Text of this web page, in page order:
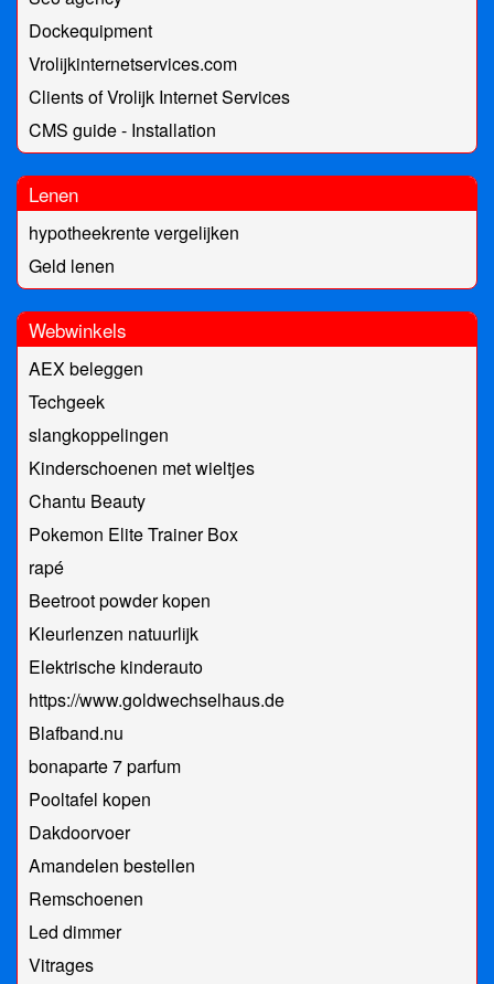
Dockequipment
Vrolijkinternetservices.com
Clients of Vrolijk Internet Services
CMS guide - Installation
Lenen
hypotheekrente vergelijken
Geld lenen
Webwinkels
AEX beleggen
Techgeek
slangkoppelingen
Kinderschoenen met wieltjes
Chantu Beauty
Pokemon Elite Trainer Box
rapé
Beetroot powder kopen
Kleurlenzen natuurlijk
Elektrische kinderauto
https://www.goldwechselhaus.de
Blafband.nu
bonaparte 7 parfum
Pooltafel kopen
Dakdoorvoer
Amandelen bestellen
Remschoenen
Led dimmer
Vitrages